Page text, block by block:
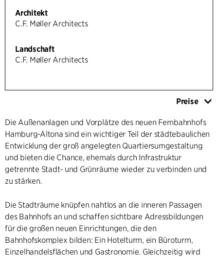
Architekt
C.F. Møller Architects
Landschaft
C.F. Møller Architects
Preise
Die Außenanlagen und Vorplätze des neuen Fernbahnhofs
Hamburg-Altona sind ein wichtiger Teil der städtebaulichen
Entwicklung der groß angelegten Quartiersumgestaltung
und bieten die Chance, ehemals durch Infrastruktur
getrennte Stadt- und Grünräume wieder zu verbinden und
zu stärken.
Die Stadträume knüpfen nahtlos an die inneren Passagen
des Bahnhofs an und schaffen sichtbare Adressbildungen
für die großen neuen Einrichtungen, die den
Bahnhofskomplex bilden: Ein Hotelturm, ein Büroturm,
Einzelhandelsflächen und Gastronomie. Gleichzeitig wird